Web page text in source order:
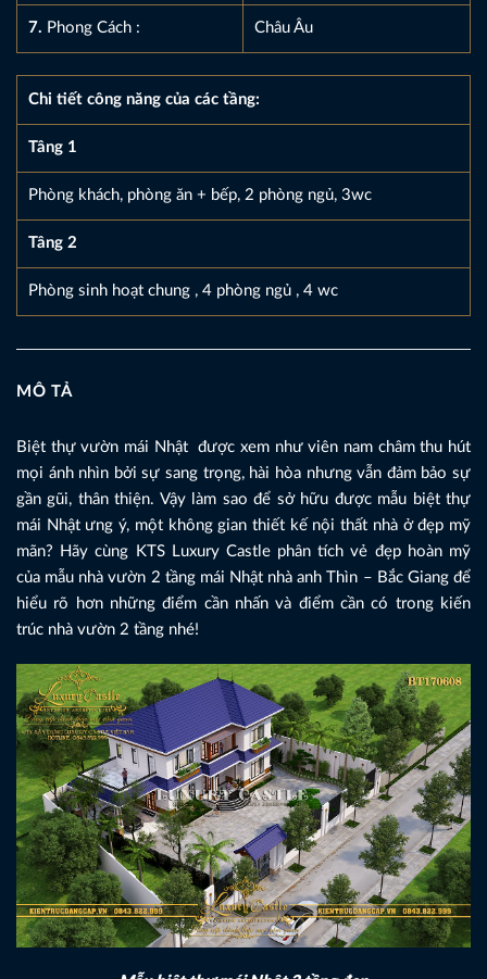
7. Phong Cách : Châu Âu
Chi tiết công năng của các tầng:
Tâng 1
Phòng khách, phòng ăn + bếp, 2 phòng ngủ, 3wc
Tâng 2
Phòng sinh hoạt chung , 4 phòng ngủ , 4 wc
MÔ TẢ
Biệt thự vườn mái Nhật được xem như viên nam châm thu hút
mọi ánh nhìn bởi sự sang trọng, hài hòa nhưng vẫn đảm bảo sự
gần gũi, thân thiện. Vậy làm sao để sở hữu được mẫu biệt thự
mái Nhật ưng ý, một không gian thiết kế nội thất nhà ở đẹp mỹ
mãn? Hãy cùng KTS Luxury Castle phân tích vẻ đẹp hoàn mỹ
của mẫu nhà vườn 2 tầng mái Nhật nhà anh Thìn – Bắc Giang để
hiểu rõ hơn những điểm cần nhấn và điểm cần có trong kiến
trúc nhà vườn 2 tầng nhé!